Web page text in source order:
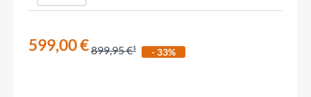
599,00 €899,95 € - 33%